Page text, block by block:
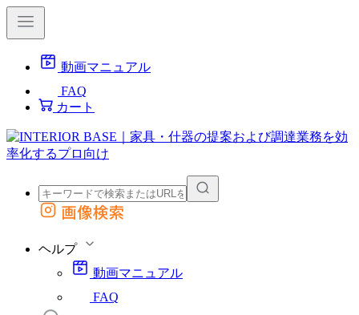
動画マニュアル
FAQ
カート
外部サイトの商品をカートに追加
画像検索
ヘルプ
動画マニュアル
FAQ